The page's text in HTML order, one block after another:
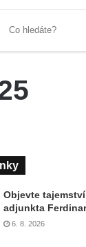
Objevte
adjunkta
6. 8. 2026